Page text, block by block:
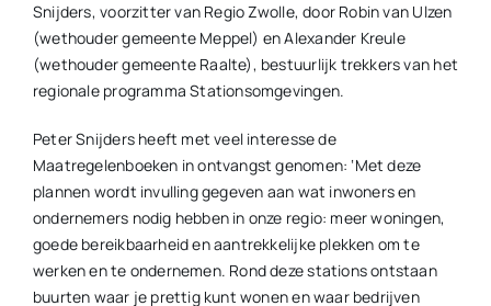
Snijders, voorzitter van Regio Zwolle, door Robin van Ulzen
(wethouder gemeente Meppel) en Alexander Kreule
(wethouder gemeente Raalte), bestuurlijk trekkers van het
regionale programma Stationsomgevingen.
Peter Snijders heeft met veel interesse de
Maatregelenboeken in ontvangst genomen: ‘Met deze
plannen wordt invulling gegeven aan wat inwoners en
ondernemers nodig hebben in onze regio: meer woningen,
goede bereikbaarheid en aantrekkelijke plekken om te
werken en te ondernemen. Rond deze stations ontstaan
buurten waar je prettig kunt wonen en waar bedrijven